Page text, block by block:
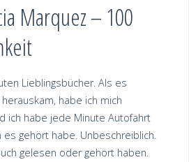
Marquez – 100
Lieblingsbücher. Als es
habe ich mich
ich habe jede Minute Autofahrt
gehört habe. Unbeschreiblich.
gelesen oder gehört haben.